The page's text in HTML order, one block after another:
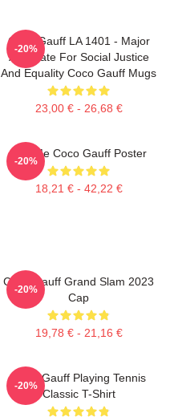
Coco Gauff LA 1401 - Major
Advocate For Social Justice
And Equality Coco Gauff Mugs
23,00 € - 26,68 €
-20%
Call Me Coco Gauff Poster
18,21 € - 42,22 €
-20%
Coco Gauff Grand Slam 2023
Cap
19,78 € - 21,16 €
-20%
Coco Gauff Playing Tennis
Classic T-Shirt
-20%